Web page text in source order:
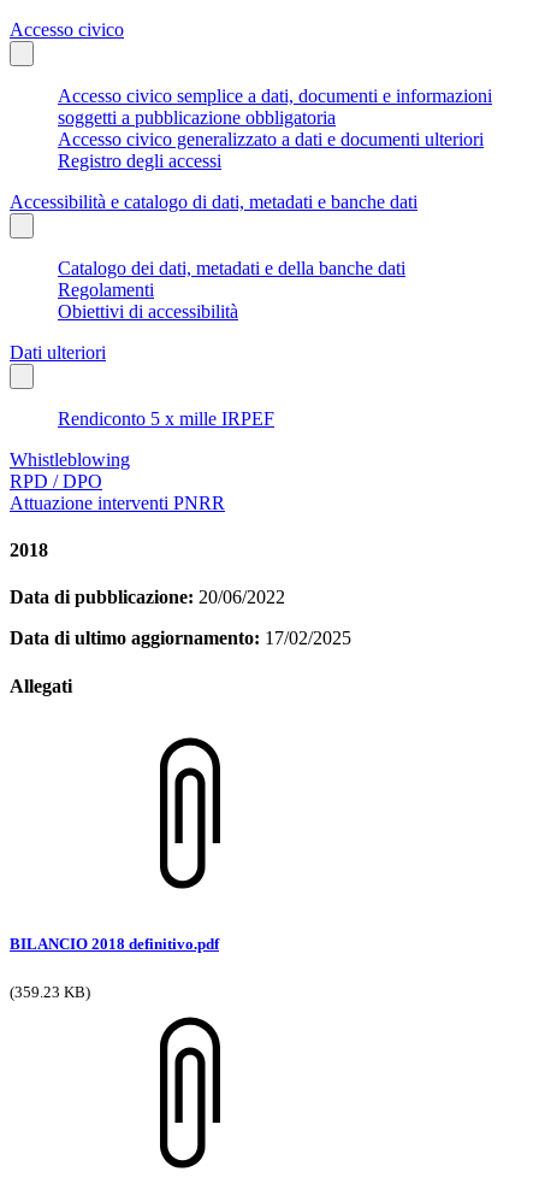
Accesso civico
Accesso civico semplice a dati, documenti e informazioni
soggetti a pubblicazione obbligatoria
Accesso civico generalizzato a dati e documenti ulteriori
Registro degli accessi
Accessibilità e catalogo di dati, metadati e banche dati
Catalogo dei dati, metadati e della banche dati
Regolamenti
Obiettivi di accessibilità
Dati ulteriori
Rendiconto 5 x mille IRPEF
Whistleblowing
RPD / DPO
Attuazione interventi PNRR
2018
Data di pubblicazione: 20/06/2022
Data di ultimo aggiornamento: 17/02/2025
Allegati
BILANCIO 2018 definitivo.pdf
(359.23 KB)